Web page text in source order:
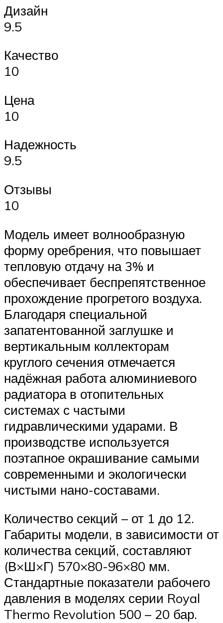
Дизайн
9.5
Качество
10
Цена
10
Надежность
9.5
Отзывы
10
Модель имеет волнообразную
форму оребрения, что повышает
тепловую отдачу на 3% и
обеспечивает беспрепятственное
прохождение прогретого воздуха.
Благодаря специальной
запатентованной заглушке и
вертикальным коллекторам
круглого сечения отмечается
надёжная работа алюминиевого
радиатора в отопительных
системах с частыми
гидравлическими ударами. В
производстве используется
поэтапное окрашивание самыми
современными и экологически
чистыми нано-составами.
Количество секций – от 1 до 12.
Габариты модели, в зависимости от
количества секций, составляют
(В×Ш×Г) 570×80-96×80 мм.
Стандартные показатели рабочего
давления в моделях серии Royal
Thermo Revolution 500 – 20 бар.